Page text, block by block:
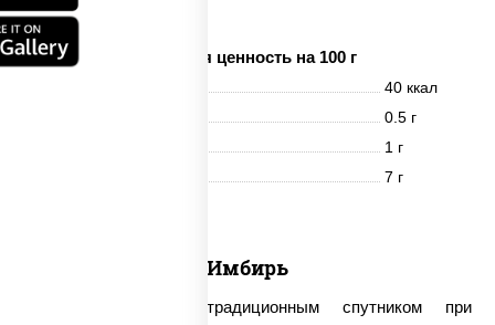
имбирь
Пищевая ценность на 100 г
40 ккал
0.5 г
1 г
7 г
Имбирь
Имбирь считается традиционным спутником при